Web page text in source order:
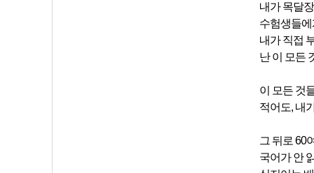
내가 목달
수험생들
내가 직접
난 이 모든
이 모든 것
적어도, 내
그 뒤로 60
국어가 안